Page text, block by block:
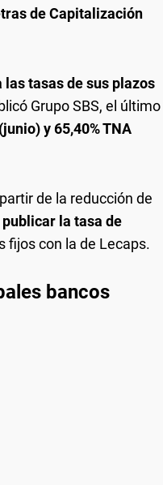
de Capitalización
tasas de sus plazos
Grupo SBS, el último
y 65,40% TNA
de la reducción de
la tasa de
fijos con la de Lecaps.
bancos